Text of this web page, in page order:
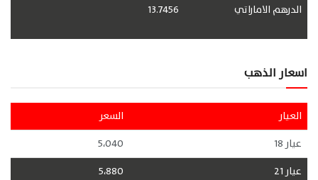
الدرهم الاماراتي 13.7456
اسعار الذهب
العيار
السعر
عيار 18
5،040
عيار 21
5،880